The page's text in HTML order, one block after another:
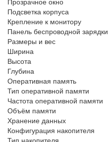
Подсветка корпуса
Крепление к монитору
Панель беспроводной зарядки
Размеры и вес
Ширина
Высота
Глубина
Оперативная память
Тип оперативной памяти
Частота оперативной памяти
Объём памяти
Хранение данных
Конфигурация накопителя
Тип накопителя